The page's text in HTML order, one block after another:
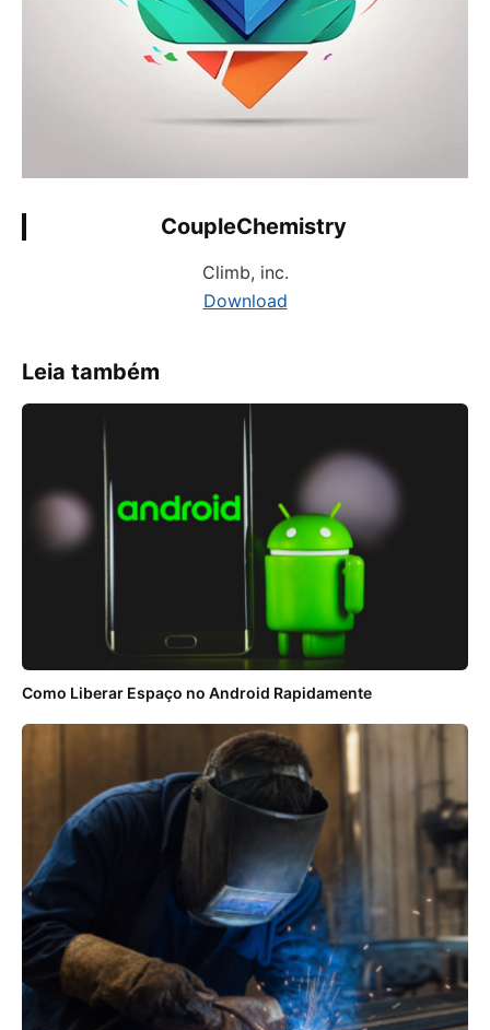
CoupleChemistry
Climb, inc.
Download
Leia também
Como Liberar Espaço no Android Rapidamente